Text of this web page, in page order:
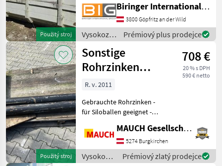
Použitý stroj
Skladovacie/ukladacie
zariadenia
Biringer International GmbH
3800 Göpfritz an der Wild
Vysokozdvižné
vozíky a
skladová
technika /
Sonstige
Prémiový plus prodejce
Použitý stroj
Sonstige
Rohrzinken
1500mm ISO
FEM III
708 €
20 % s DPH
590 € netto
R. v. 2011
Gebrauchte Rohrzinken -
für Siloballen geeignet -
auf Gabelträger ISO FEM III
#TeamMauch
Vysokozdvižné vozíky a
skladová technika S
MAUCH Gesellschaft m.b.H. & Co.KG
5274 Burgkirchen
VysokozdvižnéPrémiový zlatý prodejce